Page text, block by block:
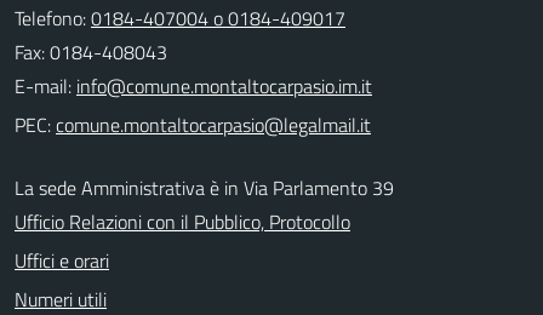
Telefono:0184-407004 o 0184-409017
Fax: 0184-408043
E-mail:
PEC:
La sede Amministrativa è in Via Parlamento 39
Ufficio Relazioni con il Pubblico, Protocollo
Uffici e orari
Numeri utili